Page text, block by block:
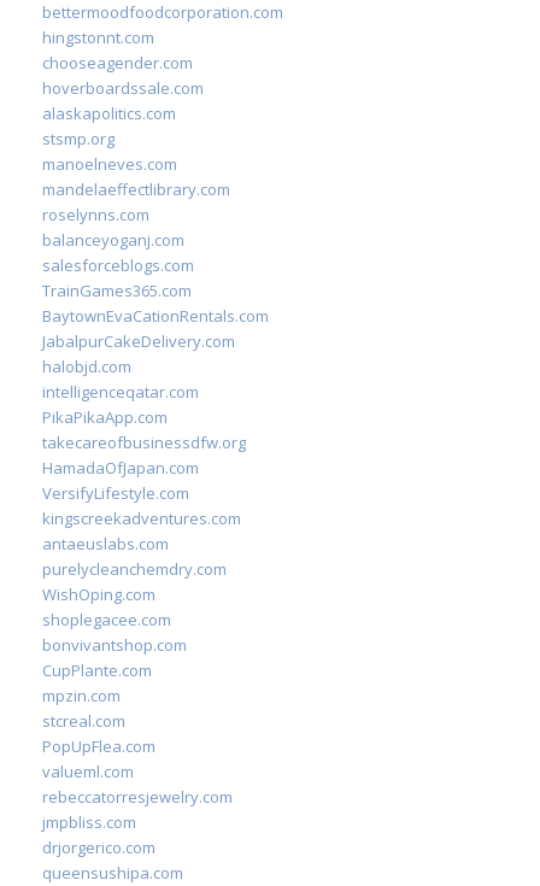
bettermoodfoodcorporation.com
hingstonnt.com
chooseagender.com
hoverboardssale.com
alaskapolitics.com
stsmp.org
manoelneves.com
mandelaeffectlibrary.com
roselynns.com
balanceyoganj.com
salesforceblogs.com
TrainGames365.com
BaytownEvaCationRentals.com
JabalpurCakeDelivery.com
halobjd.com
intelligenceqatar.com
PikaPikaApp.com
takecareofbusinessdfw.org
HamadaOfJapan.com
VersifyLifestyle.com
kingscreekadventures.com
antaeuslabs.com
purelycleanchemdry.com
WishOping.com
shoplegacee.com
bonvivantshop.com
CupPlante.com
mpzin.com
stcreal.com
PopUpFlea.com
valueml.com
rebeccatorresjewelry.com
jmpbliss.com
drjorgerico.com
queensushipa.com